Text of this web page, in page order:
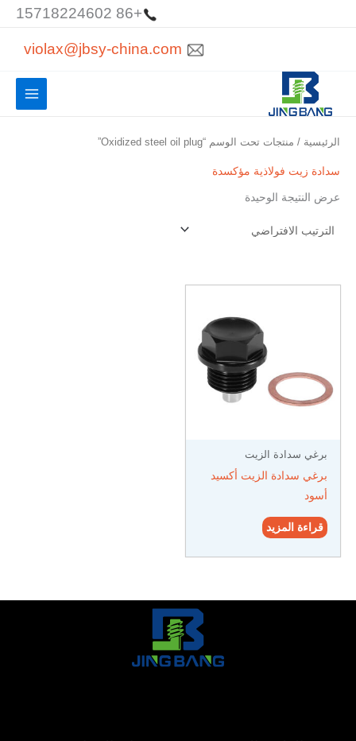
+86 15718224602
violax@jbsy-china.com
الرئيسية / منتجات تحت الوسم “Oxidized steel oil plug”
سدادة زيت فولاذية مؤكسدة
عرض النتيجة الوحيدة
برغي سدادة الزيت
برغي سدادة الزيت أكسيد
أسود
قراءة المزيد